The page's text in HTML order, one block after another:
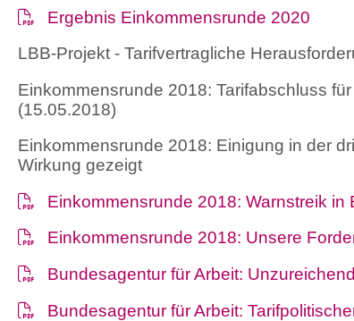
Ergebnis Einkommensrunde 2020
LBB-Projekt - Tarifvertragliche
Einkommensrunde 2018: Tarifabschluss
(15.05.2018)
Einkommensrunde 2018: Einigung in der
Wirkung gezeigt
Einkommensrunde 2018: Warnstreik
Einkommensrunde 2018: Unsere
Bundesagentur für Arbeit:
Bundesagentur für Arbeit: